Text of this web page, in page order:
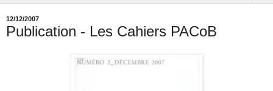
12/12/2007
Publication - Les Cahiers PACoB